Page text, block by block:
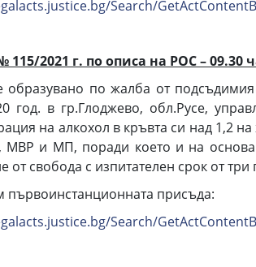
Search/
2021 г. по описа на РОС – 09.30
образувано по жалба от
год. в гр.Глоджево, обл.Русе,
на алкохол в кръвта си над 1,2
МВР и МП, поради което и на
от свобода с изпитателен срок от
първоинстанционната присъда:
Search/